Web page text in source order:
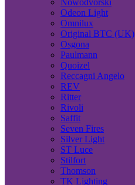
Nowodvorski
Odeon Light
Omnilux
Original BTC (UK)
Osgona
Paulmann
Quoizel
Reccagni Angelo
REV
Ritter
Rivoli
Saffit
Seven Fires
Silver Light
ST Luce
Stilfort
Thomson
TK Lighting